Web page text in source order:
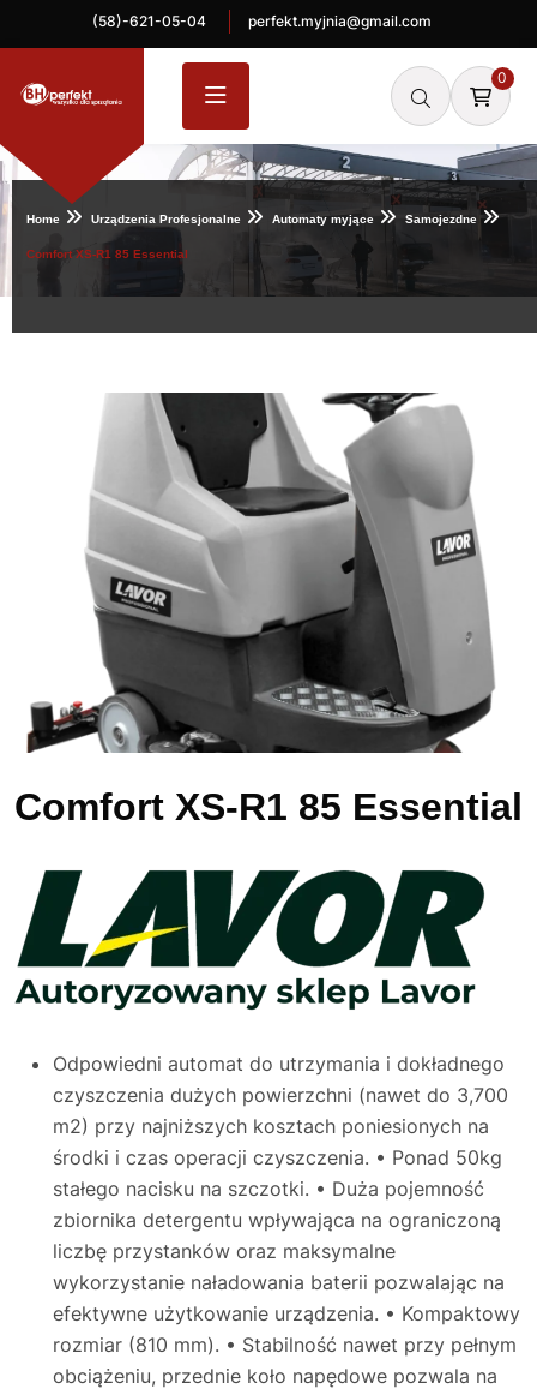
(58)-621-05-04 perfekt.myjnia@gmail.com
0
Home Urządzenia Profesjonalne Automaty myjące Samojezdne
Comfort XS-R1 85 Essential
Comfort XS-R1 85 Essential
Odpowiedni automat do utrzymania i dokładnego
czyszczenia dużych powierzchni (nawet do 3,700
m2) przy najniższych kosztach poniesionych na
środki i czas operacji czyszczenia. • Ponad 50kg
stałego nacisku na szczotki. • Duża pojemność
zbiornika detergentu wpływająca na ograniczoną
liczbę przystanków oraz maksymalne
wykorzystanie naładowania baterii pozwalając na
efektywne użytkowanie urządzenia. • Kompaktowy
rozmiar (810 mm). • Stabilność nawet przy pełnym
obciążeniu, przednie koło napędowe pozwala na